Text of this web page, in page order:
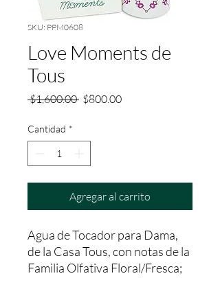
SKU: PPM0608
Love Moments de
Tous
$1,600.00 Precio
$800.00Precio
Cantidad *
Agregar al carrito
Agua de Tocador para Dama,
de la Casa Tous, con notas de la
Familia Olfativa Floral/Fresca;